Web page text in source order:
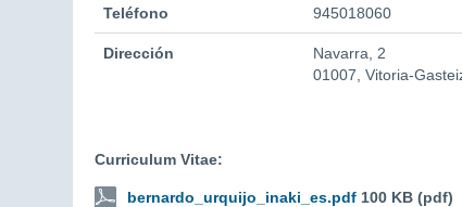
Teléfono 945018060
Dirección
Navarra, 2
01007, Vitoria-
Curriculum Vitae:
bernardo_urquijo_inaki_es.pdf 100 KB (pdf)